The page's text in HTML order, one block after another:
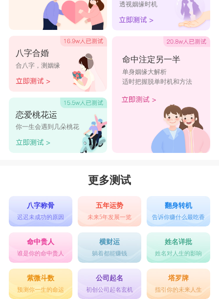
八字合婚
合八字，测姻缘
恋爱桃花运
你一生会遇到几朵桃花
透视姻缘时机
命中注定另一半
单身姻缘大解析
适时把握脱单时机和方法
更多测试
八字称骨
迟迟未成功的原因
五年运势
未来5年发展一览
翻身转机
告诉你赚什么最吃香
命中贵人
谁是你的命中贵人
横财运
躺着都能赚钱
姓名详批
姓名对人生的影响
紫微斗数
预测你一生的命运
公司起名
初创公司起名玄机
塔罗牌
指引你的未来人生